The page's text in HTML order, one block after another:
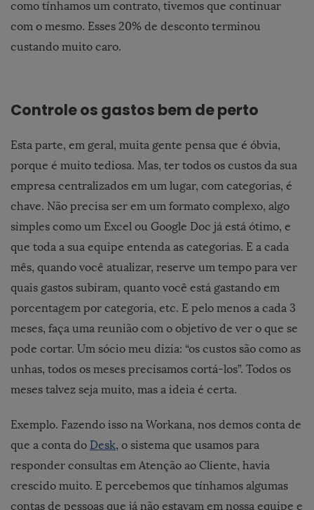
como tínhamos um contrato, tivemos que continuar
com o mesmo. Esses 20% de desconto terminou
custando muito caro.
Controle os gastos bem de perto
Esta parte, em geral, muita gente pensa que é óbvia,
porque é muito tediosa. Mas, ter todos os custos da sua
empresa centralizados em um lugar, com categorias, é
chave. Não precisa ser em um formato complexo, algo
simples como um Excel ou Google Doc já está ótimo, e
que toda a sua equipe entenda as categorias. E a cada
mês, quando você atualizar, reserve um tempo para ver
quais gastos subiram, quanto você está gastando em
porcentagem por categoria, etc. E pelo menos a cada 3
meses, faça uma reunião com o objetivo de ver o que se
pode cortar. Um sócio meu dizia: “os custos são como as
unhas, todos os meses precisamos cortá-los”. Todos os
meses talvez seja muito, mas a ideia é certa.
Exemplo. Fazendo isso na Workana, nos demos conta de
que a conta do Desk, o sistema que usamos para
responder consultas em Atenção ao Cliente, havia
crescido muito. E percebemos que tínhamos algumas
contas de pessoas que já não estavam em nossa equipe e